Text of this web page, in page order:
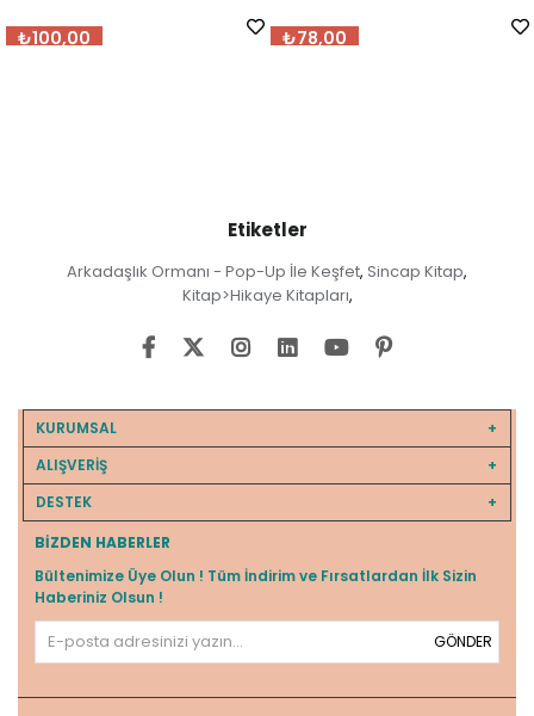
₺100,00 ₺78,00
Etiketler
Arkadaşlık Ormanı - Pop-Up İle Keşfet, Sincap Kitap,
Kitap>Hikaye Kitapları,
KURUMSAL
ALIŞVERİŞ
DESTEK
BIZDEN HABERLER
Bültenimize Üye Olun ! Tüm İndirim ve Fırsatlardan İlk Sizin
Haberiniz Olsun !
GÖNDER